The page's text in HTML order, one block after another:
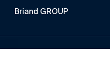
Briand GROUP